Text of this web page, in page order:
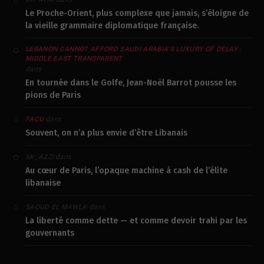
Le Proche-Orient, plus complexe que jamais, s’éloigne de
la vieille grammaire diplomatique française.
LEBANON CANNOT AFFORD SAUDI ARABIA’S LUXURY OF DELAY -
MIDDLE EAST TRANSPARENT
dans
En tournée dans le Golfe, Jean-Noël Barrot pousse les
pions de Paris
FACUdans
Souvent, on n’a plus envie d’être Libanais
SK_AZZIdans
Au cœur de Paris, l’opaque machine à cash de l’élite
libanaise
SAOUD EL MAWLA dans
La liberté comme dette — et comme devoir trahi par les
gouvernants